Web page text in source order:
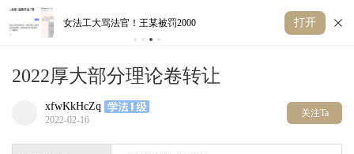
女法工大骂法官！王某被罚2000 重
打开
2022厚大部分理论卷转让
xfwKkHcZq
2022-02-16
关注Ta